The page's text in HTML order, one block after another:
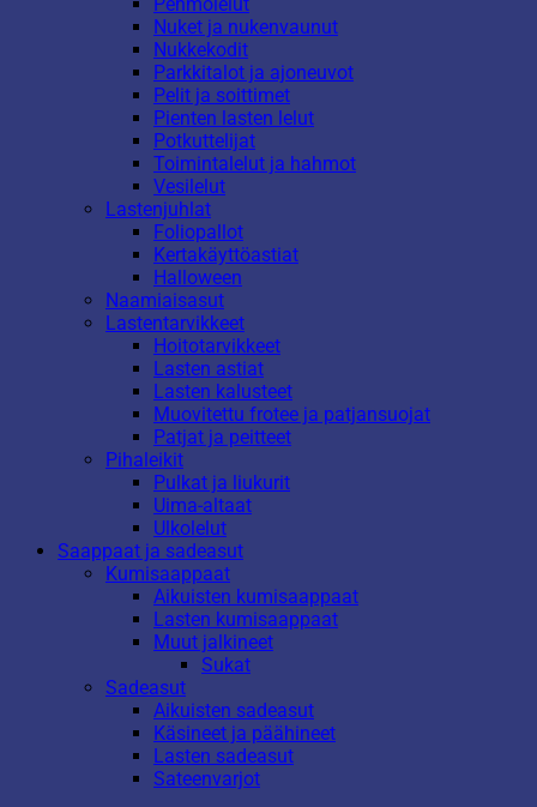
Nuket ja nukenvaunut
Nukkekodit
Parkkitalot ja ajoneuvot
Pelit ja soittimet
Pienten lasten lelut
Potkuttelijat
Toimintalelut ja hahmot
Vesilelut
Lastenjuhlat
Foliopallot
Kertakäyttöastiat
Halloween
Naamiaisasut
Lastentarvikkeet
Hoitotarvikkeet
Lasten astiat
Lasten kalusteet
Muovitettu frotee ja patjansuojat
Patjat ja peitteet
Pihaleikit
Pulkat ja liukurit
Uima-altaat
Ulkolelut
Saappaat ja sadeasut
Kumisaappaat
Aikuisten kumisaappaat
Lasten kumisaappaat
Muut jalkineet
Sukat
Sadeasut
Aikuisten sadeasut
Käsineet ja päähineet
Lasten sadeasut
Sateenvarjot